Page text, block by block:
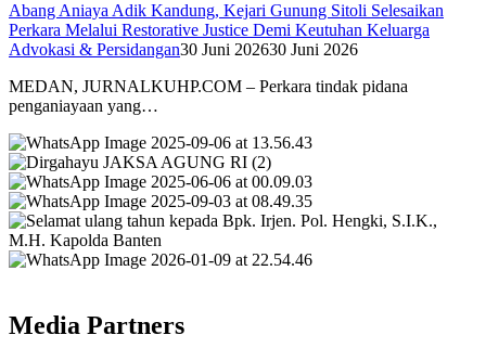
Abang Aniaya Adik Kandung, Kejari Gunung Sitoli Selesaikan
Perkara Melalui Restorative Justice Demi Keutuhan Keluarga
Advokasi & Persidangan30 Juni 202630 Juni 2026
MEDAN, JURNALKUHP.COM – Perkara tindak pidana
penganiayaan yang…
Media Partners